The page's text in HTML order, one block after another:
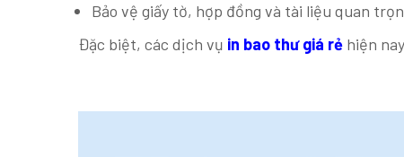
Bảo vệ giấy tờ, hợp đồng và tài liệu quan
Đặc biệt, các dịch vụ in bao thư giá rẻ hiện